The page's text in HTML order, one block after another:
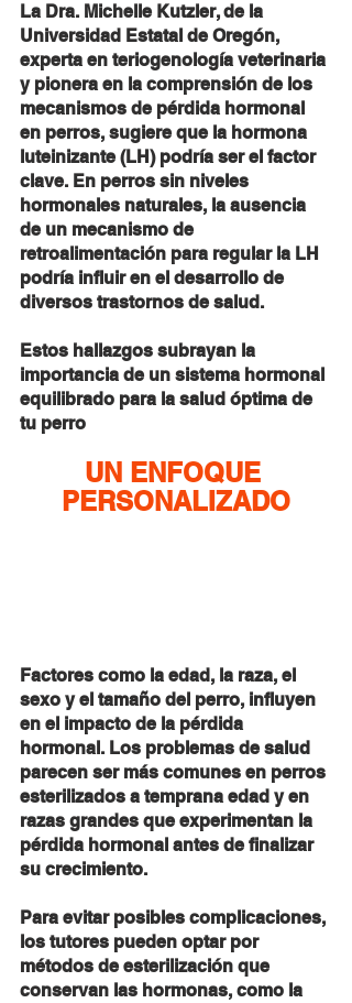
La Dra. Michelle Kutzler, de la
Universidad Estatal de Oregón,
experta en teriogenología veterinaria
y pionera en la comprensión de los
mecanismos de pérdida hormonal
en perros, sugiere que la hormona
luteinizante (LH) podría ser el factor
clave. En perros sin niveles
hormonales naturales, la ausencia
de un mecanismo de
retroalimentación para regular la LH
podría influir en el desarrollo de
diversos trastornos de salud.
Estos hallazgos subrayan la
importancia de un sistema hormonal
equilibrado para la salud óptima de
tu perro
UN ENFOQUE
PERSONALIZADO
Factores como la edad, la raza, el
sexo y el tamaño del perro, influyen
en el impacto de la pérdida
hormonal. Los problemas de salud
parecen ser más comunes en perros
esterilizados a temprana edad y en
razas grandes que experimentan la
pérdida hormonal antes de finalizar
su crecimiento.
Para evitar posibles complicaciones,
los tutores pueden optar por
métodos de esterilización que
conservan las hormonas, como la